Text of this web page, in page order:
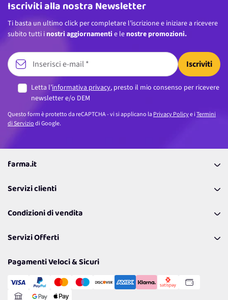
Iscriviti alla nostra Newsletter
Ti basta un ultimo click per completare l’iscrizione e iniziare a ricevere
subito tutti i nostri aggiornamenti e le nostre promozioni.
Iscriviti
Letta l’informativa privacy, presto il mio consenso per ricevere
newsletter e/o DEM
Questo form è protetto da reCAPTCHA - vi si applicano laPrivacy Policye iTermini
di Serviziodi Google.
farma.it
Coupon
Lavora con noi
Politiche per la parità di genere
Servizi clienti
Richiamami
Resi
Condizioni di vendita
Spedizioni
Cookie Policy
Gestisci Cookie
Servizi Offerti
Reso Facile e Veloce
Pagamenti Veloci & Sicuri